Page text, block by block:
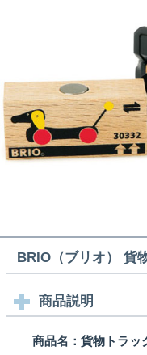
BRIO（ブリオ） 貨
商品説明
商品名： 貨物トラッ